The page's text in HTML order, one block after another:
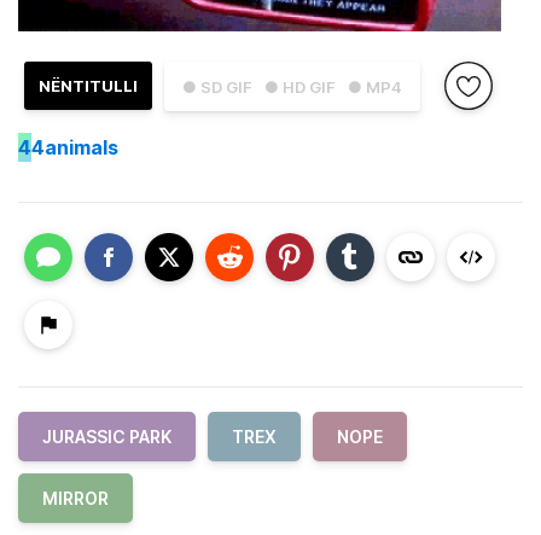
● SD GIF ● HD GIF ● MP4
NËNTITULLI
44animals
JURASSIC PARK TREX NOPE
MIRROR